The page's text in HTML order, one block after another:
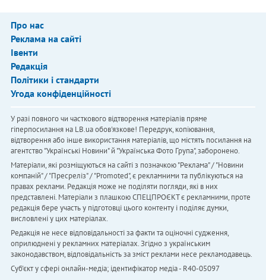
Про нас
Реклама на сайті
Івенти
Редакція
Політики і стандарти
Угода конфіденційності
У разі повного чи часткового відтворення матеріалів пряме
гіперпосилання на LB.ua обов'язкове! Передрук, копіювання,
відтворення або інше використання матеріалів, що містять посилання на
агентство "Українськi Новини" й "Українська Фото Група", заборонено.
Матеріали, які розміщуються на сайті з позначкою "Реклама" / "Новини
компаній" / "Пресреліз" / "Promoted", є рекламними та публікуються на
правах реклами. Редакція може не поділяти погляди, які в них
представлені. Матеріали з плашкою СПЕЦПРОЄКТ є рекламними, проте
редакція бере участь у підготовці цього контенту і поділяє думки,
висловлені у цих матеріалах.
Редакція не несе відповідальності за факти та оціночні судження,
оприлюднені у рекламних матеріалах. Згідно з українським
законодавством, відповідальність за зміст реклами несе рекламодавець.
Cуб'єкт у сфері онлайн-медіа; ідентифікатор медіа - R40-05097